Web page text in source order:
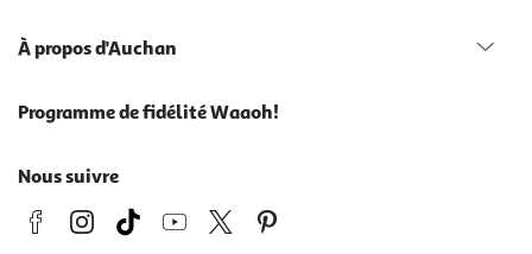
À propos d'Auchan
Programme de fidélité Waaoh!
Nous suivre